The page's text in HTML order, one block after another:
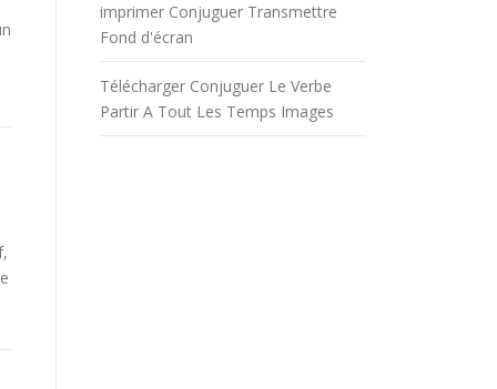
imprimer Conjuguer Transmettre
Fond d'écran
Télécharger Conjuguer Le Verbe
Partir A Tout Les Temps Images